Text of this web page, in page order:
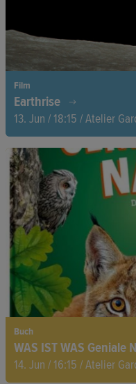
Film
Earthrise
13. Jun / 18:15 / Atelier
1968 wurde die Erde
Apollo-8-Astronauten
Zerbrechlichkeit – ein
und Hoffnung stiftete.
Buch
WAS IST WAS Geniale
14. Jun / 16:15 / Atelier